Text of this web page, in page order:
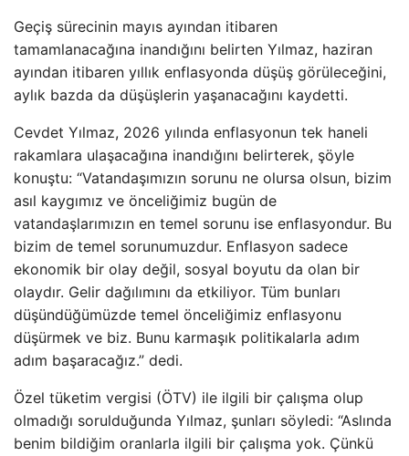
Geçiş sürecinin mayıs ayından itibaren
tamamlanacağına inandığını belirten Yılmaz, haziran
ayından itibaren yıllık enflasyonda düşüş görüleceğini,
aylık bazda da düşüşlerin yaşanacağını kaydetti.
Cevdet Yılmaz, 2026 yılında enflasyonun tek haneli
rakamlara ulaşacağına inandığını belirterek, şöyle
konuştu: “Vatandaşımızın sorunu ne olursa olsun, bizim
asıl kaygımız ve önceliğimiz bugün de
vatandaşlarımızın en temel sorunu ise enflasyondur. Bu
bizim de temel sorunumuzdur. Enflasyon sadece
ekonomik bir olay değil, sosyal boyutu da olan bir
olaydır. Gelir dağılımını da etkiliyor. Tüm bunları
düşündüğümüzde temel önceliğimiz enflasyonu
düşürmek ve biz. Bunu karmaşık politikalarla adım
adım başaracağız.” dedi.
Özel tüketim vergisi (ÖTV) ile ilgili bir çalışma olup
olmadığı sorulduğunda Yılmaz, şunları söyledi: “Aslında
benim bildiğim oranlarla ilgili bir çalışma yok. Çünkü